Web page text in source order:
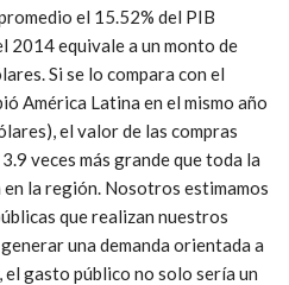
el 15.52% del PIB
2014 equivale a un monto de
Si se lo compara con el
América Latina en el mismo año
el valor de las compras
veces más grande que toda la
la región. Nosotros estimamos
que realizan nuestros
una demanda orientada a
el gasto público no solo sería un